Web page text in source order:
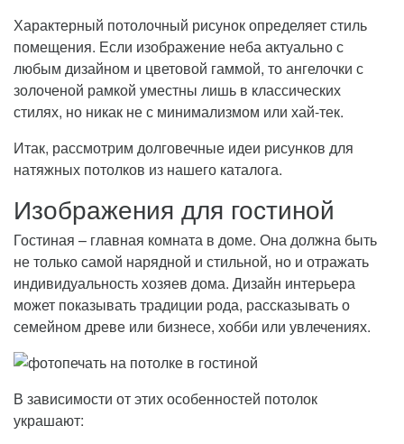
Характерный потолочный рисунок определяет стиль
помещения. Если изображение неба актуально с
любым дизайном и цветовой гаммой, то ангелочки с
золоченой рамкой уместны лишь в классических
стилях, но никак не с минимализмом или хай-тек.
Итак, рассмотрим долговечные идеи рисунков для
натяжных потолков из нашего каталога.
Изображения для гостиной
Гостиная – главная комната в доме. Она должна быть
не только самой нарядной и стильной, но и отражать
индивидуальность хозяев дома. Дизайн интерьера
может показывать традиции рода, рассказывать о
семейном древе или бизнесе, хобби или увлечениях.
В зависимости от этих особенностей потолок
украшают: